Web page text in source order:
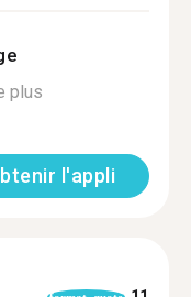
plus
l'appli